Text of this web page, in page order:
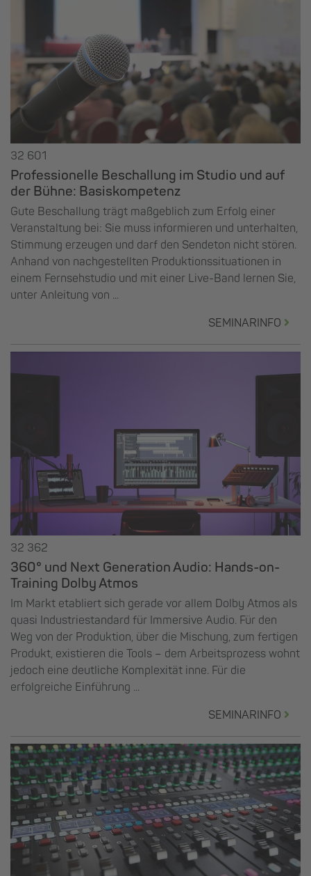
32 601
Professionelle Beschallung im Studio und auf
der Bühne: Basiskompetenz
Gute Beschallung trägt maßgeblich zum Erfolg einer
Veranstaltung bei: Sie muss informieren und unterhalten,
Stimmung erzeugen und darf den Sendeton nicht stören.
Anhand von nachgestellten Produktionssituationen in
einem Fernsehstudio und mit einer Live-Band lernen Sie,
unter Anleitung von ...
SEMINARINFO
32 362
360° und Next Generation Audio: Hands-on-
Training Dolby Atmos
Im Markt etabliert sich gerade vor allem Dolby Atmos als
quasi Industriestandard für Immersive Audio. Für den
Weg von der Produktion, über die Mischung, zum fertigen
Produkt, existieren die Tools – dem Arbeitsprozess wohnt
jedoch eine deutliche Komplexität inne. Für die
erfolgreiche Einführung ...
SEMINARINFO